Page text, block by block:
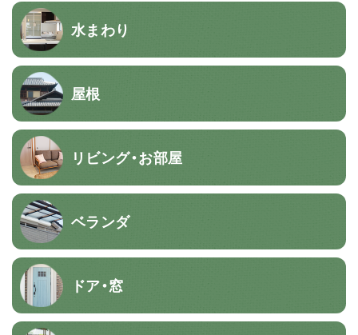
水まわり
屋根
リビング・お部屋
ベランダ
ドア・窓